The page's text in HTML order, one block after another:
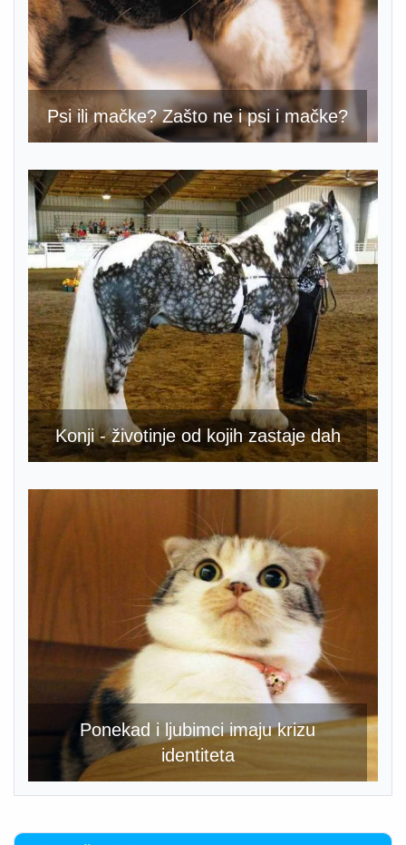
Psi ili mačke? Zašto ne i psi i mačke?
Konji - životinje od kojih zastaje dah
Ponekad i ljubimci imaju krizu
identiteta